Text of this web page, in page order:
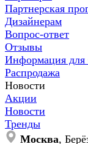
Партнерская
Дизайнерам
Вопрос-ответ
Отзывы
Информация
Распродажа
Новости
Акции
Новости
Тренды
Москва,